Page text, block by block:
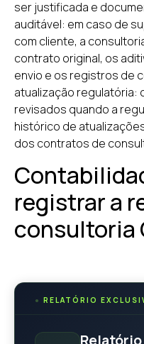
ser justificada e
auditável: em caso de
com cliente, a
contrato original, os
envio e os registros de
atualização regulatória:
revisados quando a
histórico de
dos contratos de
registrar a
consultoria
● RELATÓRIO